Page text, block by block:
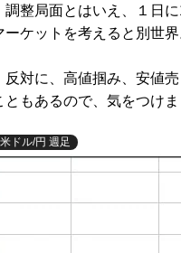
整局面とはいえ、１日に
ーケットを考えると別世
対に、高値掴み、安値売
ともあるので、気をつけま
米ドル/円 週足